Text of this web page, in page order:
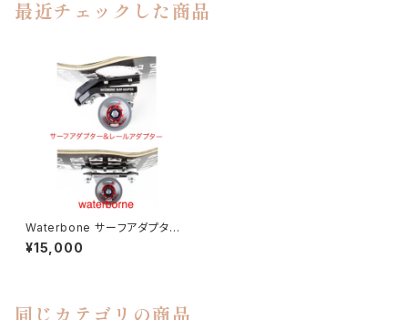
最近チェックした商品
Waterbone サーフアダプター、
レールアダプター
¥15,000